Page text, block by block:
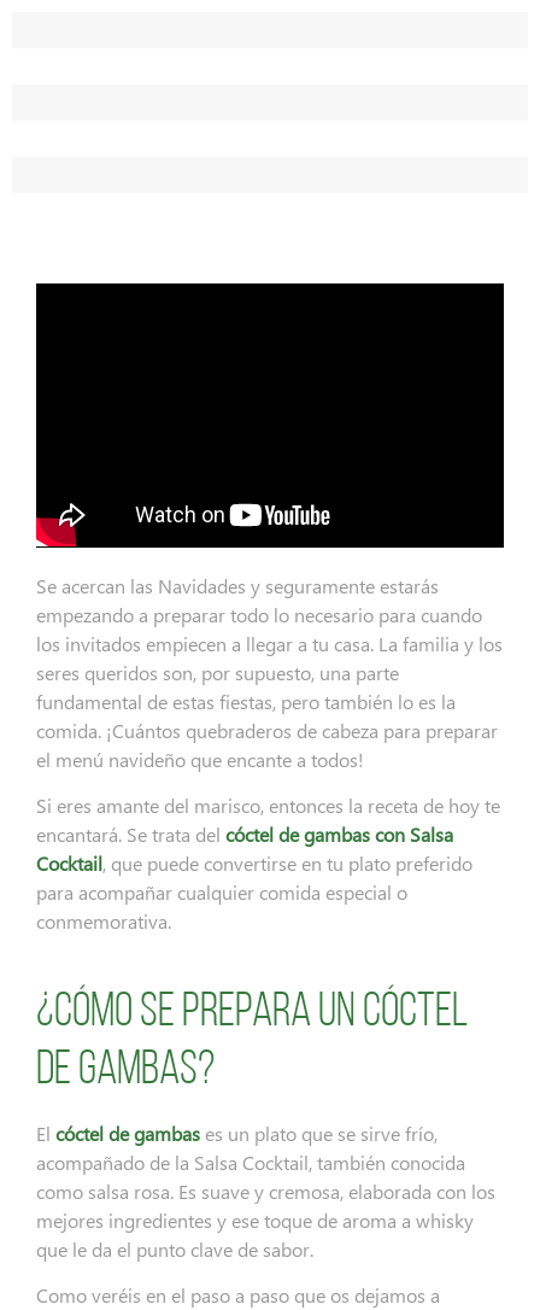
Se acercan las Navidades y seguramente estarás
empezando a preparar todo lo necesario para cuando
los invitados empiecen a llegar a tu casa. La familia y los
seres queridos son, por supuesto, una parte
fundamental de estas fiestas, pero también lo es la
comida. ¡Cuántos quebraderos de cabeza para preparar
el menú navideño que encante a todos!
Si eres amante del marisco, entonces la receta de hoy te
encantará. Se trata del cóctel de gambas con Salsa
Cocktail, que puede convertirse en tu plato preferido
para acompañar cualquier comida especial o
conmemorativa.
¿Cómo se prepara un cóctel
de gambas?
El cóctel de gambas es un plato que se sirve frío,
acompañado de la Salsa Cocktail, también conocida
como salsa rosa. Es suave y cremosa, elaborada con los
mejores ingredientes y ese toque de aroma a whisky
que le da el punto clave de sabor.
Como veréis en el paso a paso que os dejamos a